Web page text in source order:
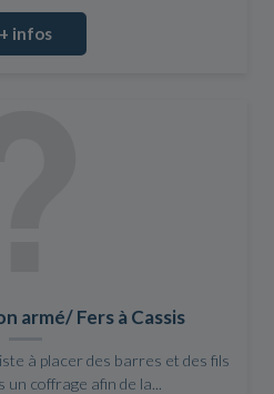
+ infos
armé/ Fers à Cassis
à placer des barres et des fils
coffrage afin de la...